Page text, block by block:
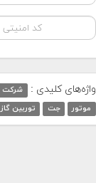
واژه‌های کلیدی : شرکت
موتور
جت توربین گاز